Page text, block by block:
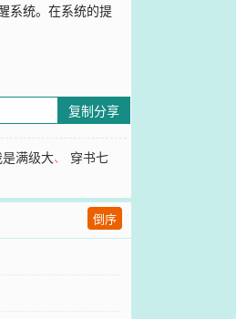
系统。在系统的提
复制分享
满级大、 穿书七
倒序